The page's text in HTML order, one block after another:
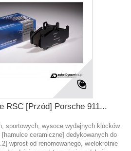
RSC [Przód] Porsche 911...
sportowych, wysoce wydajnych klocków
ceramiczne] dedykowanych do
wprost od renomowanego, wielokrotnie